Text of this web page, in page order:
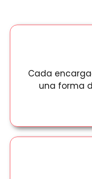
Cada
una forma